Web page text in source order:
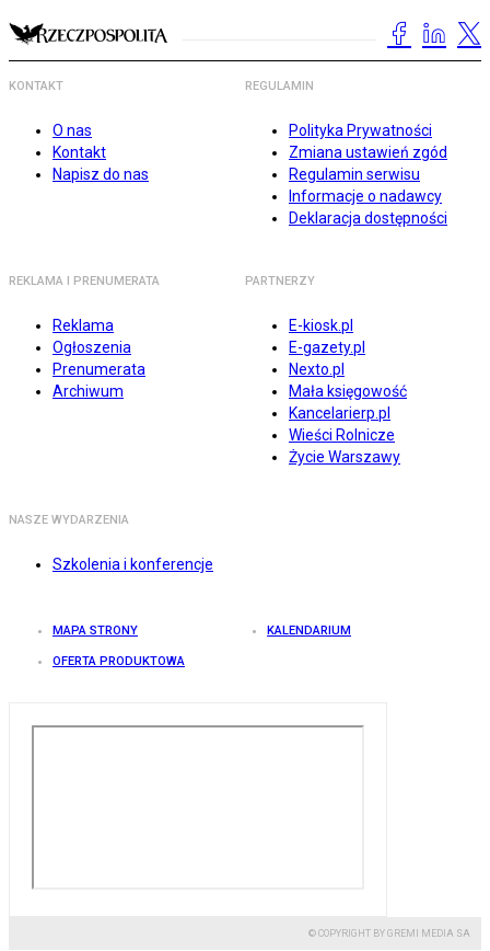
KONTAKT
O nas
Kontakt
Napisz do nas
REGULAMIN
Polityka Prywatności
Zmiana ustawień zgód
Regulamin serwisu
Informacje o nadawcy
Deklaracja dostępności
REKLAMA I PRENUMERATA
Reklama
Ogłoszenia
Prenumerata
Archiwum
PARTNERZY
E-kiosk.pl
E-gazety.pl
Nexto.pl
Mała księgowość
Kancelarierp.pl
Wieści Rolnicze
Życie Warszawy
NASZE WYDARZENIA
Szkolenia i konferencje
MAPA STRONY KALENDARIUM
OFERTA PRODUKTOWA
© COPYRIGHT BY GREMI MEDIA SA